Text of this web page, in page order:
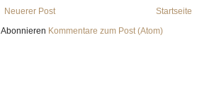
Neuerer Post
Startseite
Abonnieren Kommentare zum Post (Atom)